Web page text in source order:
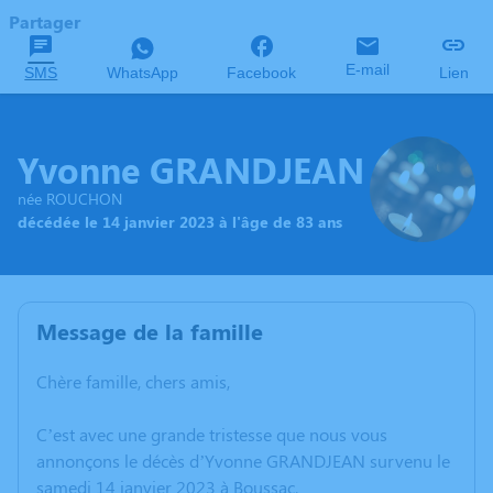
Partager
SMS WhatsApp Facebook E-mail Lien
Yvonne GRANDJEAN
née ROUCHON
décédée le 14 janvier 2023 à l'âge de 83 ans
Message de la famille
Chère famille, chers amis,
C’est avec une grande tristesse que nous vous
annonçons le décès d’Yvonne GRANDJEAN survenu le
samedi 14 janvier 2023 à Boussac.